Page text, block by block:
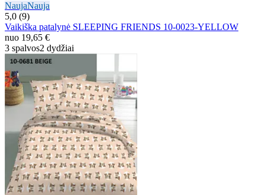
NaujaNauja
5,0 (9)
Vaikiška patalynė SLEEPING FRIENDS 10-0023-YELLOW
nuo 19,65 €
3 spalvos2 dydžiai